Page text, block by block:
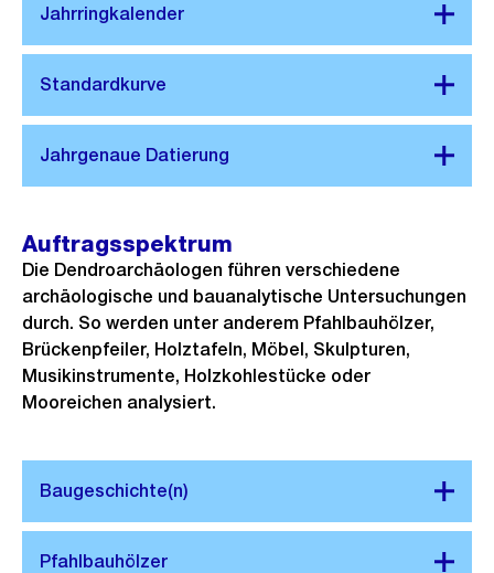
Auftragsspektrum
Die Dendroarchäologen führen verschiedene
archäologische und bauanalytische Untersuchungen
durch. So werden unter anderem Pfahlbauhölzer,
Brückenpfeiler, Holztafeln, Möbel, Skulpturen,
Musikinstrumente, Holzkohlestücke oder
Mooreichen analysiert.